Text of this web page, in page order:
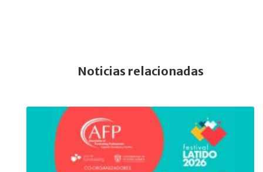
Noticias relacionadas